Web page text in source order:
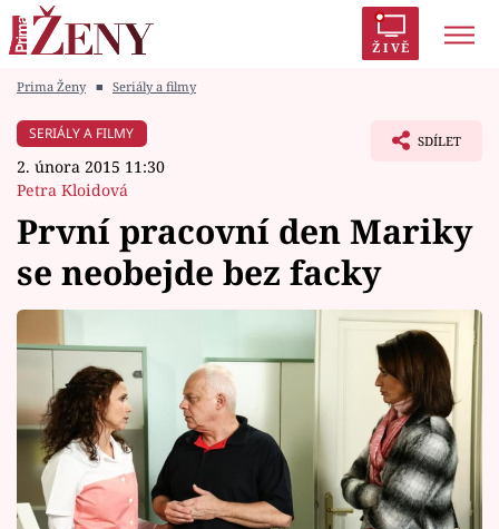
ŽIVĚ
Módní alarm
Témata
Celebrity
Vztahy
Seriály
Horoskopy
Prima Ženy ■ Seriály a filmy
SERIÁLY A FILMY
2. února 2015 11:30
Petra Kloidová
SDÍLET
První pracovní den Mariky
se neobejde bez facky